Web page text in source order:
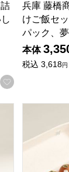
お気に入りに
兵庫 藤橋
けご飯セ
パック、
本体
税込 3,618円
贈答用ケース